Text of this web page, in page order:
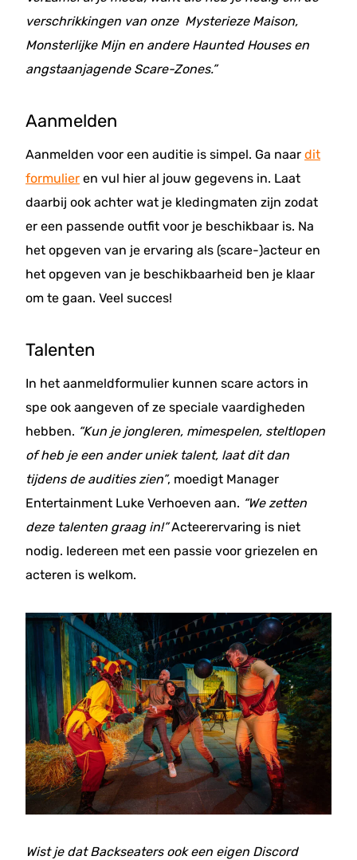
verschrikkingen van onze Mysterieze Maison,
Monsterlijke Mijn en andere Haunted Houses en
angstaanjagende Scare-Zones.”
Aanmelden
Aanmelden voor een auditie is simpel. Ga naar dit
formulier en vul hier al jouw gegevens in. Laat
daarbij ook achter wat je kledingmaten zijn zodat
er een passende outfit voor je beschikbaar is. Na
het opgeven van je ervaring als (scare-)acteur en
het opgeven van je beschikbaarheid ben je klaar
om te gaan. Veel succes!
Talenten
In het aanmeldformulier kunnen scare actors in
spe ook aangeven of ze speciale vaardigheden
hebben. “Kun je jongleren, mimespelen, steltlopen
of heb je een ander uniek talent, laat dit dan
tijdens de audities zien”, moedigt Manager
Entertainment Luke Verhoeven aan. “We zetten
deze talenten graag in!”Acteerervaring is niet
nodig. Iedereen met een passie voor griezelen en
acteren is welkom.
Wist je dat Backseaters ook een eigen Discord